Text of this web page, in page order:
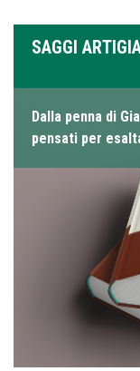
SAGGI
Dalla penna di
pensati per